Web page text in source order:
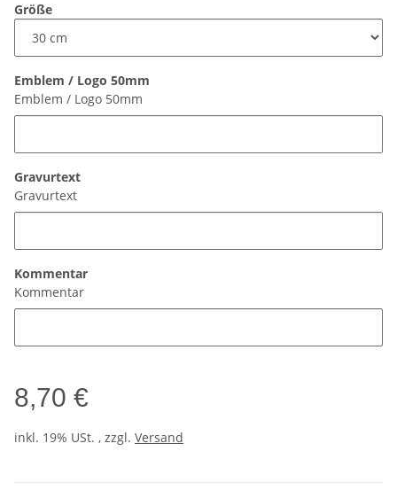
Größe
Emblem / Logo 50mm
Emblem / Logo 50mm
Gravurtext
Gravurtext
Kommentar
Kommentar
8,70 €
inkl. 19% USt. , zzgl. Versand